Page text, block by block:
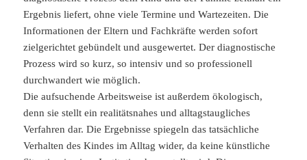
Ergebnis liefert, ohne viele Termine und Wartezeiten. Die
Informationen der Eltern und Fachkräfte werden sofort
zielgerichtet gebündelt und ausgewertet. Der diagnostische
Prozess wird so kurz, so intensiv und so professionell
durchwandert wie möglich.
Die aufsuchende Arbeitsweise ist außerdem ökologisch,
denn sie stellt ein realitätsnahes und alltagstaugliches
Verfahren dar. Die Ergebnisse spiegeln das tatsächliche
Verhalten des Kindes im Alltag wider, da keine künstliche